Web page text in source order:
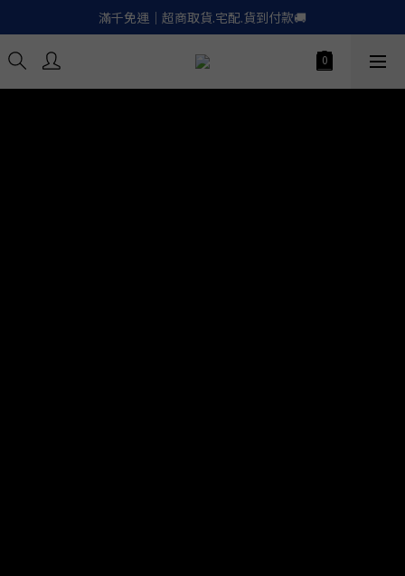
滿千免運｜超商取貨.宅配.貨到付款🚚
滿千免運｜超商取貨.宅配.貨到付款🚚
Apple.LinePay｜信用卡６期零利率
喚醒御守｜30天滿意保證. 無條件退費